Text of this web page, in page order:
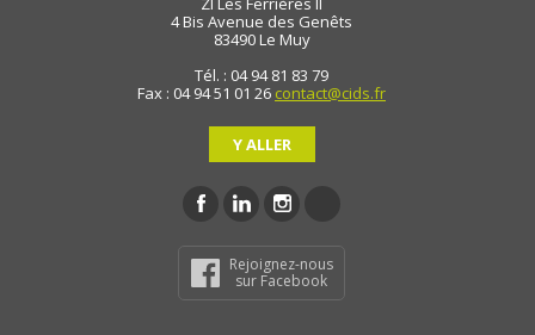
4 Bis Avenue des Genêts
83490Le Muy
Tél. : 04 94 81 83 79
Fax : 04 94 51 01 26 contact@cids.fr
Y ALLER
Rejoignez-nous
sur Facebook